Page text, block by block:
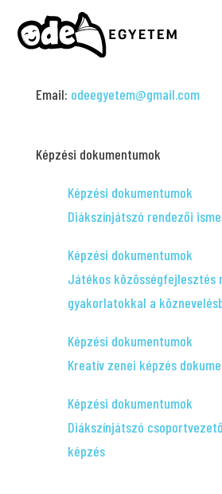
Email: odeegyetem@gmail.com
Képzési dokumentumok
Képzési dokumentumok
Diákszínjátszó rendezői
Képzési dokumentumok
Játékos közösségfejlesztés
gyakorlatokkal a
Képzési dokumentumok
Kreatív zenei képzés
Képzési dokumentumok
Diákszínjátszó
képzés